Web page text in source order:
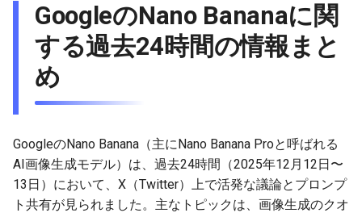
e
a
2026-07-12
2026-07-09
2026-07-08
2025-12-26
2025-12-23
2025-12-22
2026-07-12
2026-07-09
2026-07-08
2025-12-26
2025-12-23
2025-12-22
2026-05-31
2026-05-10
2026-05-03
2026-06-12
2026-06-07
2026-05-17
2026-05-10
2025-11-30
2025-11-09
2025-11-02
2026-06-07
2026-05-17
2026-05-10
2026-06-07
2026-05-17
2026-05-10
2025-11-23
2025-11-02
2025-10-26
2026-07-12
2026-07-11
2026-07-10
2026-07-09
2026-07-08
2026-06-07
2026-05-17
2026-05-10
2025-11-23
2025-11-02
2025-10-26
2026-06-14
2026-06-07
2026-05-03
2026-04-26
2026-07-12
2026-07-08
2026-07-07
2025-12-26
2025-12-23
2025-12-22
2026-06-07
2026-05-17
2026-05-10
2026-07-11
2026-07-08
2026-07-07
2026-06-10
2026-05-23
2026-05-19
2026-06-06
2026-05-19
2026-07-11
2026-07-07
2026-07-06
2026-06-07
2026-05-17
2026-05-10
GoogleのNano Bananaに関
する過去24時間の情報まと
め
GoogleのNano Banana（主にNano Banana Proと呼ばれる
AI画像生成モデル）は、過去24時間（2025年12月12日〜
13日）において、X（Twitter）上で活発な議論とプロンプ
ト共有が見られました。主なトピックは、画像生成のクオ